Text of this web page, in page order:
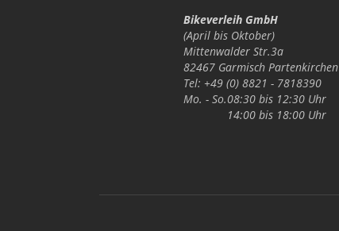
Bikeverleih GmbH
(April bis Oktober)
Mittenwalder Str.3a
82467 Garmisch Partenkirchen
Tel: +49 (0) 8821 - 7818390
Mo. - So.08:30 bis 12:30 Uhr
14:00 bis 18:00 Uhr